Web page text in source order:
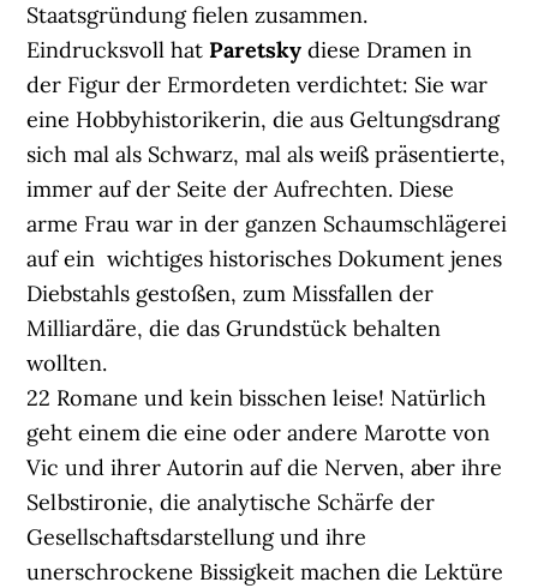
Staatsgründung fielen zusammen.
Eindrucksvoll hatParetsky diese Dramen in
der Figur der Ermordeten verdichtet: Sie war
eine Hobbyhistorikerin, die aus Geltungsdrang
sich mal als Schwarz, mal als weiß präsentierte,
immer auf der Seite der Aufrechten. Diese
arme Frau war in der ganzen Schaumschlägerei
auf ein wichtiges historisches Dokument jenes
Diebstahls gestoßen, zum Missfallen der
Milliardäre, die das Grundstück behalten
wollten.
22 Romane und kein bisschen leise! Natürlich
geht einem die eine oder andere Marotte von
Vic und ihrer Autorin auf die Nerven, aber ihre
Selbstironie, die analytische Schärfe der
Gesellschaftsdarstellung und ihre
unerschrockene Bissigkeit machen die Lektüre